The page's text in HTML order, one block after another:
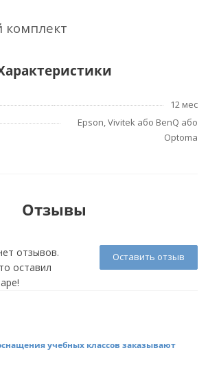
12 мес
Epson, Vivitek або BenQ або
Optoma
Отзывы
Оставить отзыв
отзывов.
оставил
учебных классов заказывают